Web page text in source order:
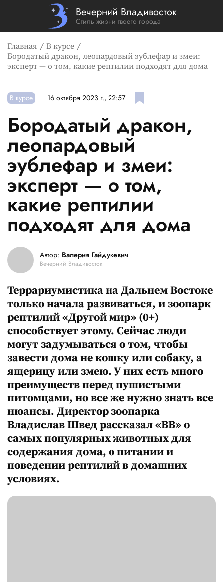
Вечерний Владивосток
Стиль жизни твоего города
Главная
В курсе
Бородатый дракон, леопардовый эублефар и змеи:
эксперт — о том, какие рептилии подходят для дома
В курсе 16 октября 2023 г., 22:57
Бородатый дракон,
леопардовый
эублефар и змеи:
эксперт — о том,
какие рептилии
подходят для дома
Автор: Валерия Гайдукевич
Вечерний Владивосток
Террариумистика на Дальнем Востоке
только начала развиваться, и зоопарк
рептилий «Другой мир» (0+)
способствует этому. Сейчас люди
могут задумываться о том, чтобы
завести дома не кошку или собаку, а
ящерицу или змею. У них есть много
преимуществ перед пушистыми
питомцами, но все же нужно знать все
нюансы. Директор зоопарка
Владислав Швед рассказал «ВВ» о
самых популярных животных для
содержания дома, о питании и
поведении рептилий в домашних
условиях.